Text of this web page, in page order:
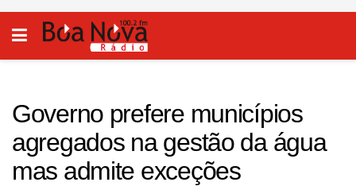
Governo prefere municípios
agregados na gestão da água
mas admite exceções